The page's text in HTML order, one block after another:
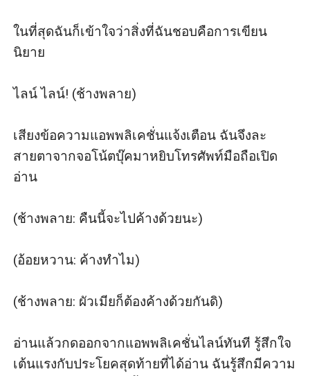
ในที่สุดฉันก็เข้าใจว่าสิ่งที่ฉันชอบคือการเขียน
นิยาย
ไลน์ ไลน์! (ช้างพลาย)
เสียงข้อความแอพพลิเคชั่นแจ้งเตือน ฉันจึงละ
สายตาจากจอโน้ตบุ๊คมาหยิบโทรศัพท์มือถือเปิด
อ่าน
(ช้างพลาย: คืนนี้จะไปค้างด้วยนะ)
(อ้อยหวาน: ค้างทำไม)
(ช้างพลาย: ผัวเมียก็ต้องค้างด้วยกันดิ)
อ่านแล้วกดออกจากแอพพลิเคชั่นไลน์ทันที รู้สึกใจ
เต้นแรงกับประโยคสุดท้ายที่ได้อ่าน ฉันรู้สึกมีความ